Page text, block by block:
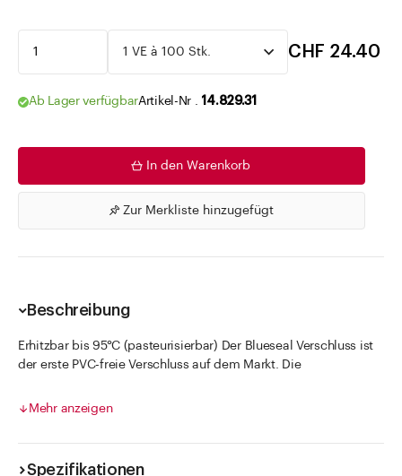
CHF 24.40
Ab Lager verfügbarArtikel-Nr . 14.829.31
In den Warenkorb
Zur Merkliste hinzugefügt
Beschreibung
Erhitzbar bis 95°C (pasteurisierbar) Der Blueseal Verschluss ist
der erste PVC-freie Verschluss auf dem Markt. Die
(TPE), die bereits eine innere Weichmachung besitzen und
Verschluss kann bedenkenlos für säure-und fetthaltige Füllgüter
Mehr anzeigen
Spezifikationen